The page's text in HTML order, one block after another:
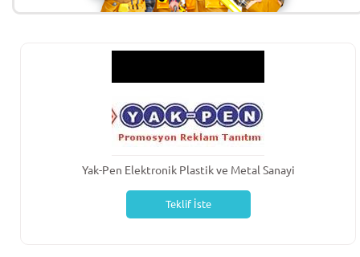
Yak-Pen Elektronik Plastik ve Metal Sanayi
Teklif İste